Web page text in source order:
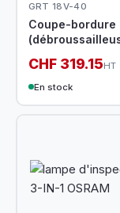
GRT 18V-40
Coupe-bordure
CHF 319.15HT
En stock